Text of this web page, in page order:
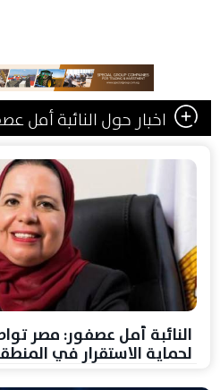
اخبار حول النائبة أمل
النائبة أمل عصفور: مصر
لحماية الاستقرار في